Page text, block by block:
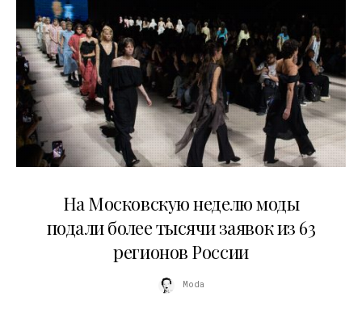
На Московскую неделю моды
подали более тысячи заявок из 63
регионов России
Moda